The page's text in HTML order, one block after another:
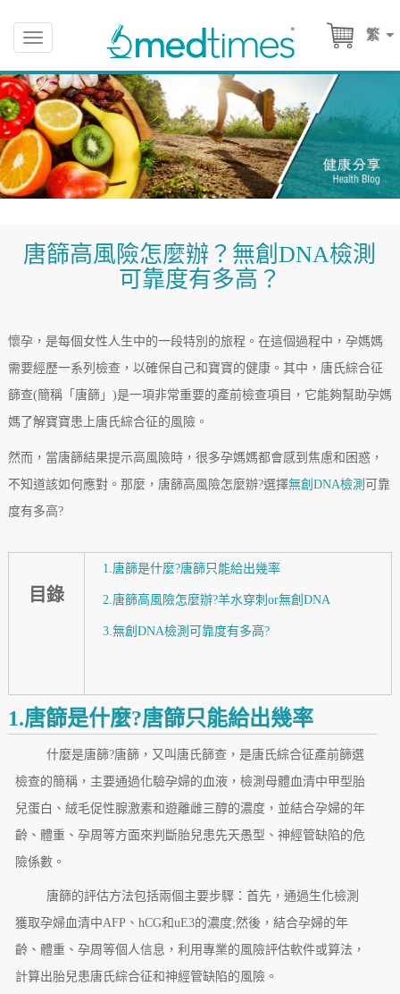
繁
Toggle
navigation
唐篩高風險怎麼辦？無創DNA檢測
可靠度有多高？
懷孕，是每個女性人生中的一段特別的旅程。在這個過程中，孕媽媽
需要經歷一系列檢查，以確保自己和寶寶的健康。其中，唐氏綜合征
篩查(簡稱「唐篩」)是一項非常重要的產前檢查項目，它能夠幫助孕媽
媽了解寶寶患上唐氏綜合征的風險。
然而，當唐篩結果提示高風險時，很多孕媽媽都會感到焦慮和困惑，
不知道該如何應對。那麼，唐篩高風險怎麼辦?選擇無創DNA檢測 可靠
度有多高?
目錄
1.唐篩是什麼?唐篩只能給出幾率
2.唐篩高風險怎麼辦?羊水穿刺or無創DNA
3.無創DNA檢測可靠度有多高?
1.唐篩是什麼?唐篩只能給出幾率
什麼是唐篩?唐篩，又叫唐氏篩查，是唐氏綜合征產前篩選
檢查的簡稱，主要通過化驗孕婦的血液，檢測母體血清中甲型胎
兒蛋白、絨毛促性腺激素和遊離雌三醇的濃度，並結合孕婦的年
齡、體重、孕周等方面來判斷胎兒患先天愚型、神經管缺陷的危
險係數。
唐篩的評估方法包括兩個主要步驟：首先，通過生化檢測
獲取孕婦血清中AFP、hCG和uE3的濃度;然後，結合孕婦的年
齡、體重、孕周等個人信息，利用專業的風險評估軟件或算法，
計算出胎兒患唐氏綜合征和神經管缺陷的風險。